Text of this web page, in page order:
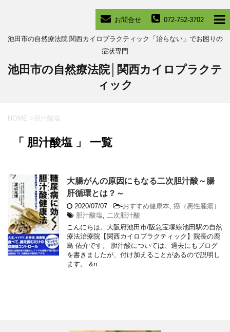
072-752-3702
お問合せ
池田市の自然療法院 関西カイロプラクティック「治らない」でお困りの
症状専門
池田市の自然療法院│関西カイロプラクテ
ィック
HOME > 胆汁酸塩
「 胆汁酸塩 」 一覧
大腸がんの原因にもなる二次胆汁酸～腸
肝循環とは？～
2020/07/07 -おすすめ健康本 癌（悪性腫瘍）
胆汁酸塩
二次胆汁酸
こんにちは。大阪府池田市/阪急宝塚線池田駅の自然
療法治療院【関西カイロプラクティック】院長の鹿
島 佑介です。 胆汁酸については、過去にもブログ
を書きましたが、付け加えることがあるので説明し
ます。 &n ...